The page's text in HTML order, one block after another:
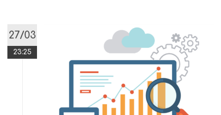
27/03
23:25